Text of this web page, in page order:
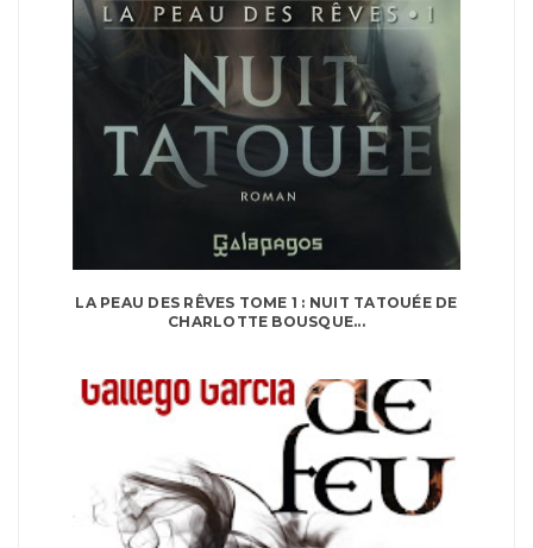
LA PEAU DES RÊVES TOME 1 : NUIT TATOUÉE DE
CHARLOTTE BOUSQUE...